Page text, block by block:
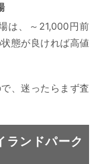
は、～21,000円前
態が良ければ高値
、迷ったらまず査
ランドパーク